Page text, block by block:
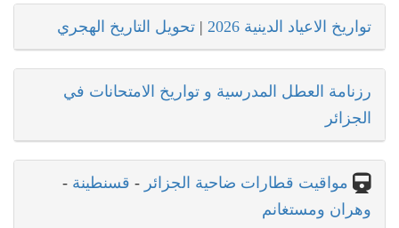
تواريخ الاعياد الدينية 2026 | تحويل التاريخ الهجري
رزنامة العطل المدرسية و تواريخ الامتحانات في
الجزائر
مواقيت قطارات ضاحية الجزائر - قسنطينة -
وهران ومستغانم